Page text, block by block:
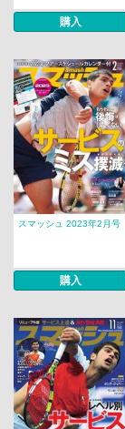
購入
スマッシュ 2023年2月号
購入